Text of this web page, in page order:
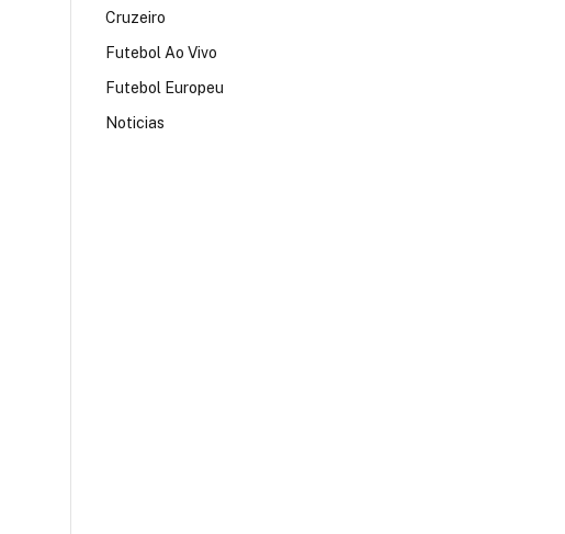
Cruzeiro
Futebol Ao Vivo
Futebol Europeu
Noticias